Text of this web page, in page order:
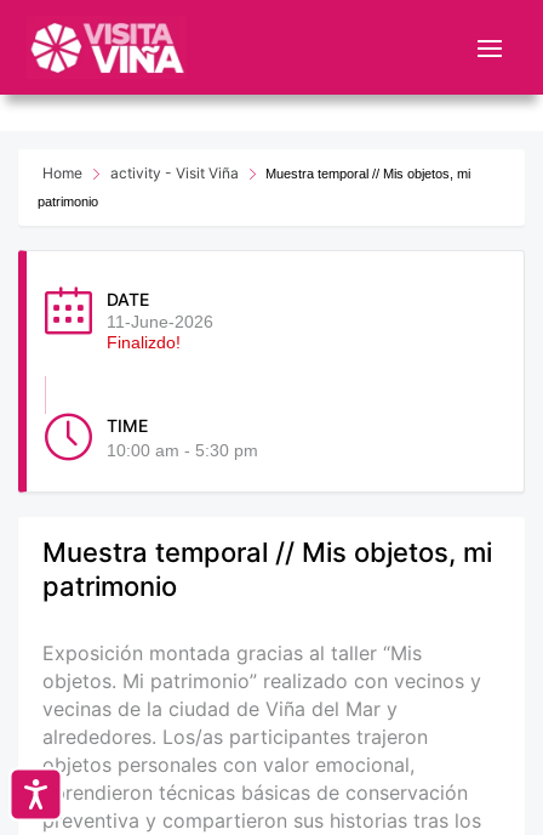
este
web
sistema
Accesibilidad
Home activity - Visit Viña
Muestra temporal // Mis objetos, mi
patrimonio
DATE
11-June-2026
Finalizdo!
TIME
10:00 am - 5:30 pm
Muestra temporal // Mis objetos, mi
patrimonio
Exposición montada gracias al taller “Mis
objetos. Mi patrimonio” realizado con vecinos y
vecinas de la ciudad de Viña del Mar y
alrededores. Los/as participantes trajeron
objetos personales con valor emocional,
aprendieron técnicas básicas de conservación
preventiva y compartieron sus historias tras los